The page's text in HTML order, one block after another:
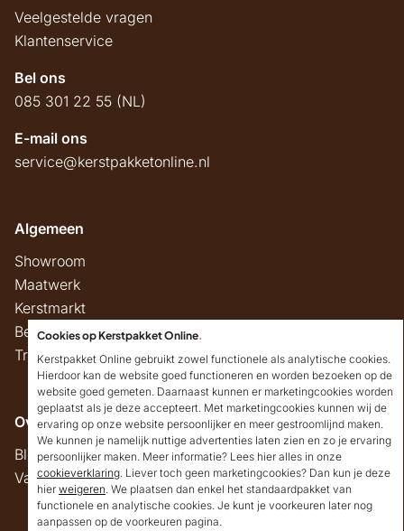
Veelgestelde vragen
Klantenservice
Bel ons
085 301 22 55 (NL)
E-mail ons
service@kerstpakketonline.nl
Algemeen
Showroom
Maatwerk
Kerstmarkt
Belastingregels
Track & Trace
Overig
Blog
Vacatures
Goedendag!
Mocht ik je ergens mee
Cookies op Kerstpakket Online.
Kerstpakket Online gebruikt zowel functionele als analytische cookies.
Hierdoor kan de website goed functioneren en worden bezoeken op de
website goed gemeten. Daarnaast kunnen er marketingcookies worden
geplaatst als je deze accepteert. Met marketingcookies kunnen wij de
ervaring op onze website persoonlijker en meer gestroomlijnd maken.
We kunnen je namelijk nuttige advertenties laten zien en zo je ervaring
persoonlijker maken. Meer informatie? Lees hier alles in onze
cookieverklaring. Liever toch geen marketingcookies? Dan kun je deze
hier weigeren. We plaatsen dan enkel het standaardpakket van
functionele en analytische cookies. Je kunt je voorkeuren later nog
aanpassen op de voorkeuren pagina.